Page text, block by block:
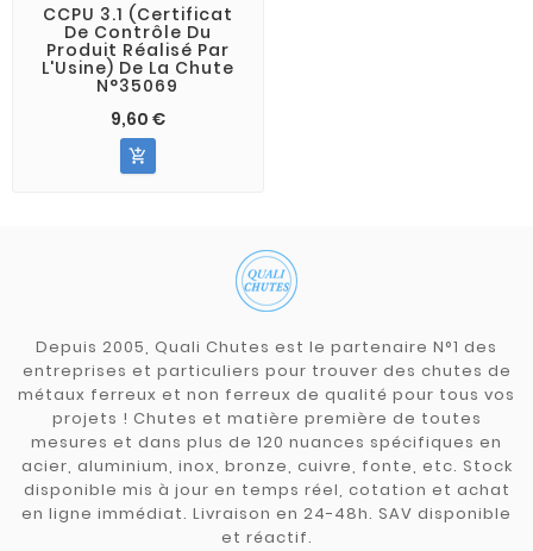
CCPU 3.1 (Certificat
De Contrôle Du
Produit Réalisé Par
L'Usine) De La Chute
N°35069
9,60 €

Depuis 2005, Quali Chutes est le partenaire N°1 des
entreprises et particuliers pour trouver des chutes de
métaux ferreux et non ferreux de qualité pour tous vos
projets ! Chutes et matière première de toutes
mesures et dans plus de 120 nuances spécifiques en
acier, aluminium, inox, bronze, cuivre, fonte, etc. Stock
disponible mis à jour en temps réel, cotation et achat
en ligne immédiat. Livraison en 24-48h. SAV disponible
et réactif.